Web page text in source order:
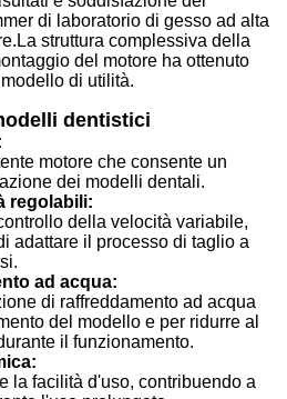
di laboratorio di gesso ad alta
struttura complessiva della
del motore ha ottenuto
di utilità.
dentistici
motore che consente un
dei modelli dentali.
regolabili:
della velocità variabile,
adattare il processo di taglio a
ad acqua:
di raffreddamento ad acqua
del modello e per ridurre al
il funzionamento.
la facilità d'uso, contribuendo a